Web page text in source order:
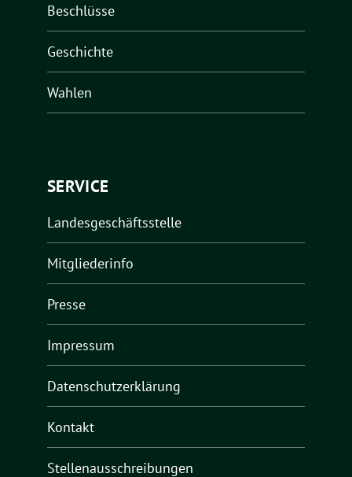
Beschlüsse
Geschichte
Wahlen
SERVICE
Landesgeschäftsstelle
Mitgliederinfo
Presse
Impressum
Datenschutzerklärung
Kontakt
Stellenausschreibungen